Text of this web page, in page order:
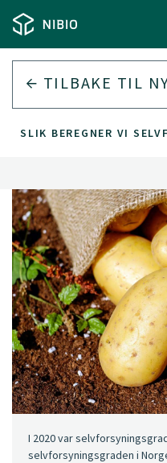
TILBAKE TIL
SLIK BEREGNER VI
I 2020 var
selvforsyningsgraden i